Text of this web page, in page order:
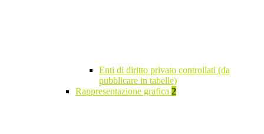
Enti di diritto privato controllati (da
pubblicare in tabelle)
Rappresentazione grafica 2